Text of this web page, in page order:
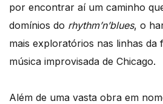
por encontrar aí um caminho
domínios do rhythm’n’blues, o
mais exploratórios nas linhas da
música improvisada de Chicago.
Além de uma vasta obra em